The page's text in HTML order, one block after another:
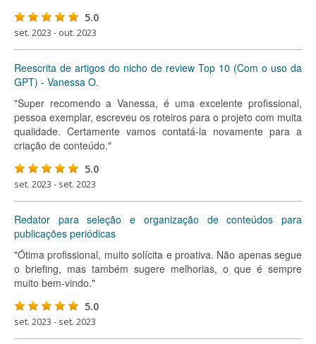
5.0
set. 2023 - out. 2023
Reescrita de artigos do nicho de review Top 10 (Com o uso da
GPT) - Vanessa O.
"Super recomendo a Vanessa, é uma excelente profissional,
pessoa exemplar, escreveu os roteiros para o projeto com muita
qualidade. Certamente vamos contatá-la novamente para a
criação de conteúdo."
5.0
set. 2023 - set. 2023
Redator para seleção e organização de conteúdos para
publicações periódicas
"Ótima profissional, muito solícita e proativa. Não apenas segue
o briefing, mas também sugere melhorias, o que é sempre
muito bem-vindo."
5.0
set. 2023 - set. 2023